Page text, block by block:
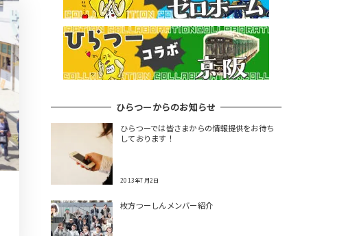
ひらつーからのお知らせ
ひらつーでは皆さまからの情報提供をお待ち
しております！
2013年7月2日
枚方つーしんメンバー紹介